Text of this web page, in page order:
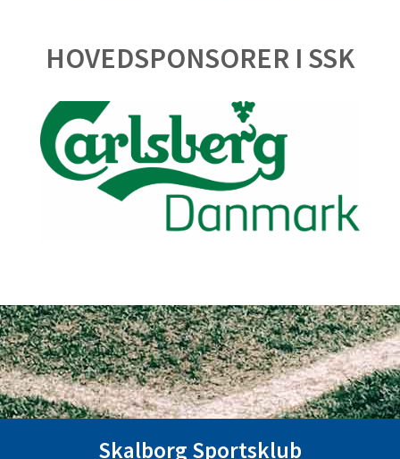
HOVEDSPONSORER I SSK
Skalborg Sportsklub